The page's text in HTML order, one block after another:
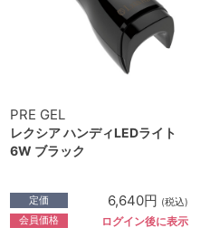
PRE GEL
レクシア ハンディLEDライト
6W ブラック
定価 6,640円 (税込)
会員価格 ログイン後に表示